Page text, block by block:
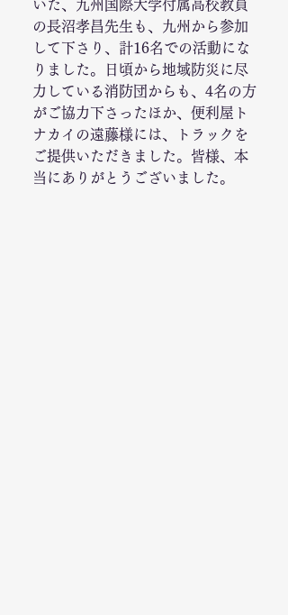
いた、九州国際大学付属高校教員
の長沼孝昌先生も、九州から参加
して下さり、計16名での活動にな
りました。日頃から地域防災に尽
力している消防団からも、4名の方
がご協力下さったほか、便利屋ト
ナカイの遠藤様には、トラックを
ご提供いただきました。皆様、本
当にありがとうございました。